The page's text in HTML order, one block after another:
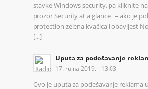
stavke Windows security, pa kliknite
prozor Security at a glance – ako je
protection zelena kvačica i obavijest
[…]
Uputa za podešavanje
17. rujna 2019. - 13:03
Ovo je uputa za podešavanje reklama